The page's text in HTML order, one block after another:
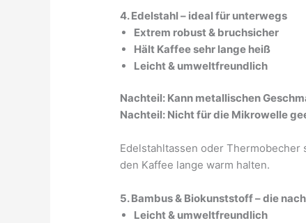
4. Edelstahl – ideal für unterwegs
Extrem robust & bruchsicher
Hält Kaffee sehr lange heiß
Leicht & umweltfreundlich
Nachteil: Kann metallischen
Nachteil: Nicht für die Mikrowelle
Edelstahltassen oder
den Kaffee lange warm halten.
5. Bambus & Biokunststoff – die
Leicht & umweltfreundlich